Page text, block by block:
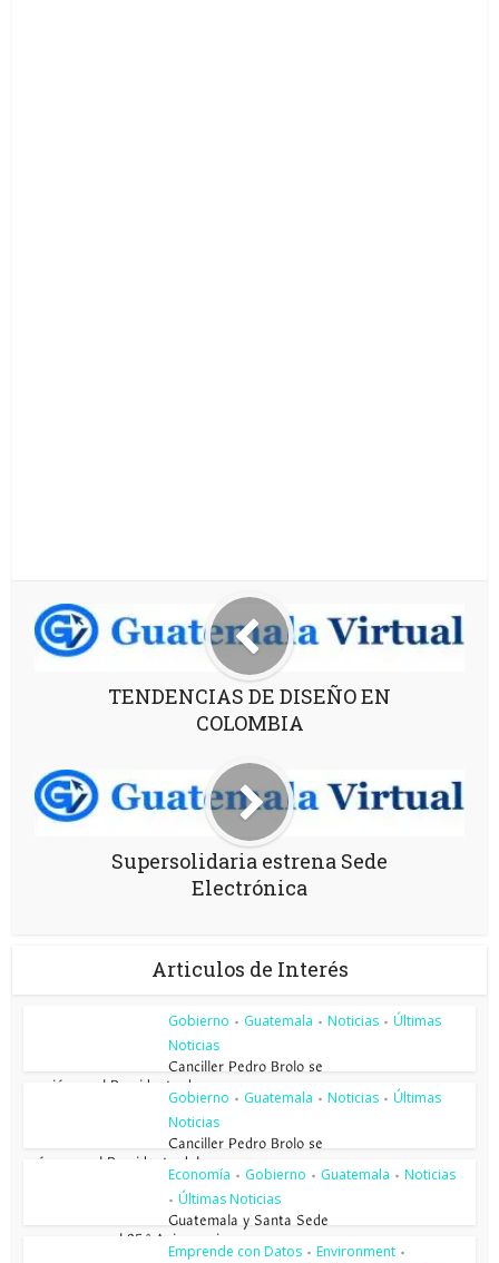
TENDENCIAS DE DISEÑO EN
COLOMBIA
Supersolidaria estrena Sede
Electrónica
Articulos de Interés
Gobierno • Guatemala • Noticias • Últimas
Noticias
Canciller Pedro Brolo se
reunió con el Presidente de...
Gobierno • Guatemala • Noticias • Últimas
Noticias
Canciller Pedro Brolo se
reúne con el Presidente del...
Economía • Gobierno • Guatemala • Noticias
• Últimas Noticias
Guatemala y Santa Sede
conmemoran el 85.º Aniversario...
Emprende con Datos • Environment •